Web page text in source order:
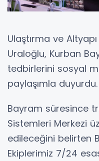
Ulaştırma ve
Uraloğlu, Kurban
tedbirlerini sosyal
paylaşımla duyurdu.
Bayram süresince
Sistemleri Merkezi
edileceğini belirten
Ekiplerimiz 7/24